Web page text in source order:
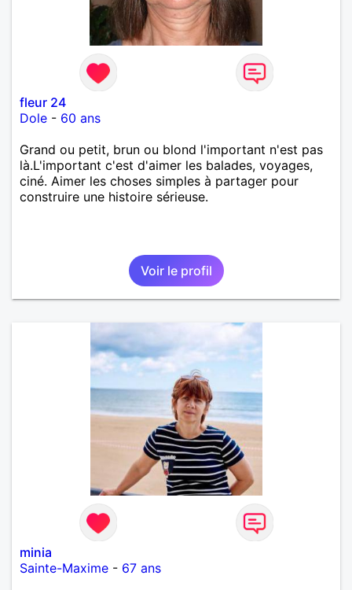
fleur 24
Dole - 60 ans
Grand ou petit, brun ou blond l'important n'est pas
là.L'important c'est d'aimer les balades, voyages,
ciné. Aimer les choses simples à partager pour
construire une histoire sérieuse.
Voir le profil
minia
Sainte-Maxime - 67 ans